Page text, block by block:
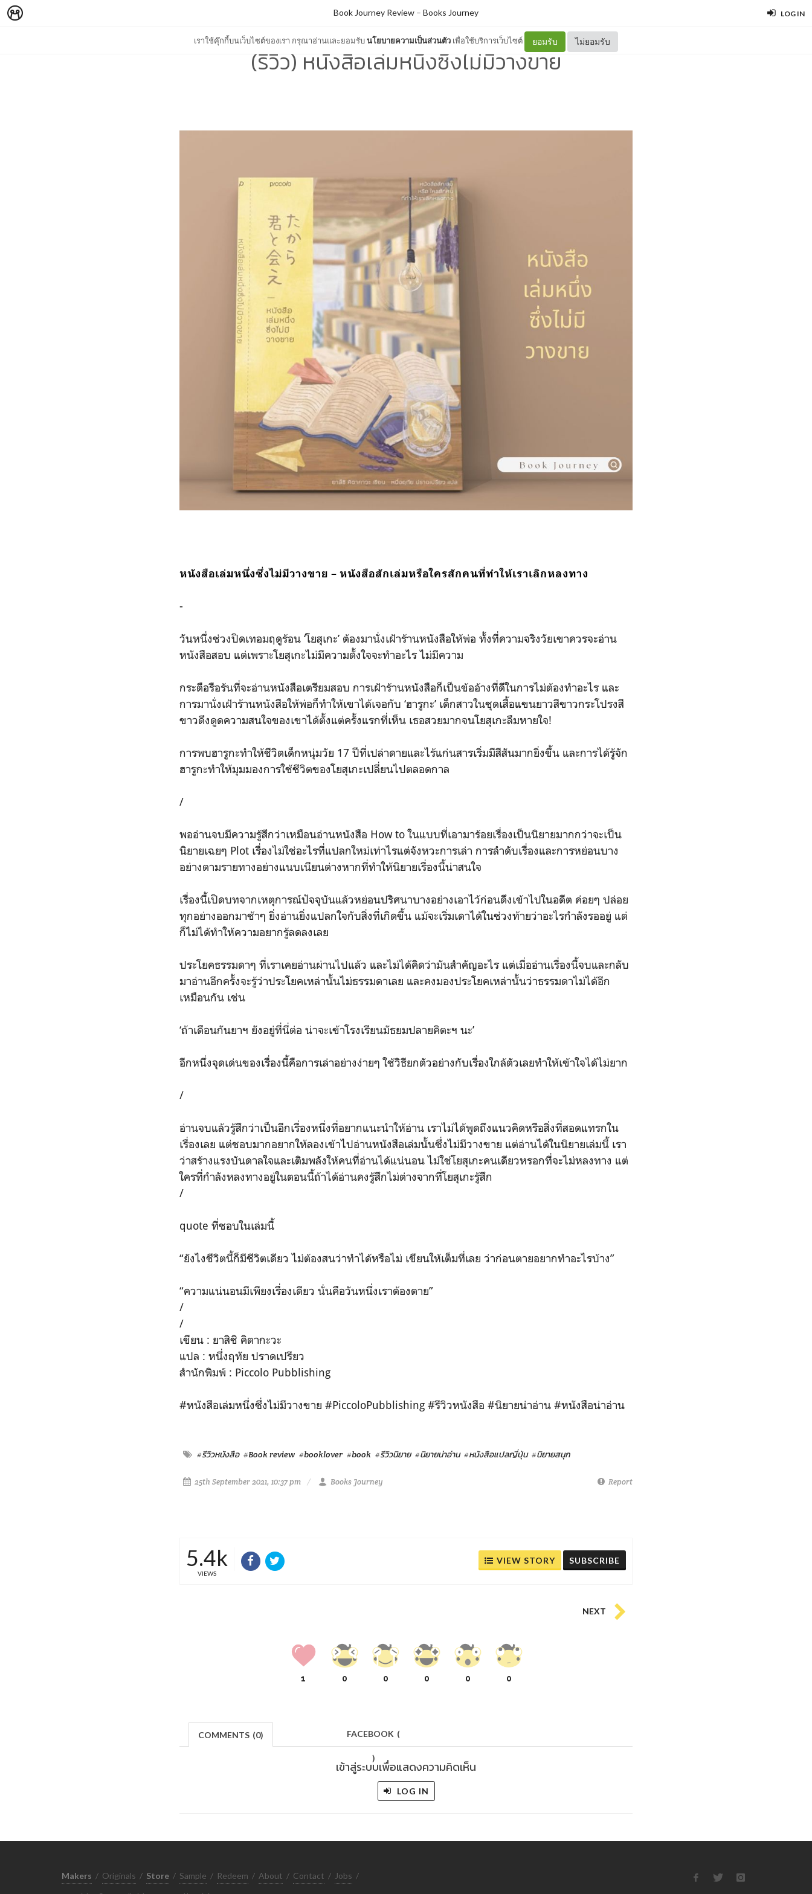
LOG IN
เราใช้คุ๊กกี้บนเว็บไซต์ของเรา กรุณาอ่านและยอมรับนโยบายความเป็นส่วนตัว เพื่อใช้บริการเว็บไซต์ ยอมรับ ไม่ยอมรับ
Book Journey Review – Books Journey
(รีวิว) หนังสือเล่มหนึ่งซึ่งไม่มีวางขาย
หนังสือเล่มหนึ่งซึ่งไม่มีวางขาย – หนังสือสักเล่มหรือใครสักคนที่ทำให้เราเลิกหลงทาง
-
วันหนึ่งช่วงปิดเทอมฤดูร้อน ‘โยสุเกะ’ ต้องมานั่งเฝ้าร้านหนังสือให้พ่อ ทั้งที่ความจริงวัยเขาควรจะอ่าน
หนังสือสอบ แต่เพราะโยสุเกะไม่มีความตั้งใจจะทำอะไร ไม่มีความ
กระตือรือร้นที่จะอ่านหนังสือเตรียมสอบ การเฝ้าร้านหนังสือก็เป็นข้ออ้างที่ดีในการไม่ต้องทำอะไร และ
การมานั่งเฝ้าร้านหนังสือให้พ่อก็ทำให้เขาได้เจอกับ ‘ฮารูกะ’ เด็กสาวในชุดเสื้อแขนยาวสีขาวกระโปรงสี
ขาวดึงดูดความสนใจของเขาได้ตั้งแต่ครั้งแรกที่เห็น เธอสวยมากจนโยสุเกะลืมหายใจ!
การพบฮารูกะทำให้ชีวิตเด็กหนุ่มวัย 17 ปีที่เปล่าดายและไร้แก่นสารเริ่มมีสีสันมากยิ่งขึ้น และการได้รู้จัก
ฮารูกะทำให้มุมมองการใช้ชีวิตของโยสุเกะเปลี่ยนไปตลอดกาล
/
พออ่านจบมีความรู้สึกว่าเหมือนอ่านหนังสือ How to ในแบบที่เอามาร้อยเรื่องเป็นนิยายมากกว่าจะเป็น
นิยายเฉยๆ Plot เรื่องไม่ใช่อะไรที่แปลกใหม่เท่าไรแต่จังหวะการเล่า การลำดับเรื่องและการหย่อนบาง
อย่างตามรายทางอย่างแนบเนียนต่างหากที่ทำให้นิยายเรื่องนี้น่าสนใจ
เรื่องนี้เปิดบทจากเหตุการณ์ปัจจุบันแล้วหย่อนปริศนาบางอย่างเอาไว้ก่อนดึงเข้าไปในอดีต ค่อยๆ ปล่อย
ทุกอย่างออกมาช้าๆ ยิ่งอ่านยิ่งแปลกใจกับสิ่งที่เกิดขึ้น แม้จะเริ่มเดาได้ในช่วงท้ายว่าอะไรกำลังรออยู่ แต่
ก็ไม่ได้ทำให้ความอยากรู้ลดลงเลย
ประโยคธรรมดาๆ ที่เราเคยอ่านผ่านไปแล้ว และไม่ได้คิดว่ามันสำคัญอะไร แต่เมื่ออ่านเรื่องนี้จบและกลับ
มาอ่านอีกครั้งจะรู้ว่าประโยคเหล่านั้นไม่ธรรมดาเลย และคงมองประโยคเหล่านั้นว่าธรรมดาไม่ได้อีก
เหมือนกัน เช่น
‘ถ้าเดือนกันยาฯ ยังอยู่ที่นี่ต่อ น่าจะเข้าโรงเรียนมัธยมปลายคิตะฯ นะ’
อีกหนึ่งจุดเด่นของเรื่องนี้คือการเล่าอย่างง่ายๆ ใช้วิธียกตัวอย่างกับเรื่องใกล้ตัวเลยทำให้เข้าใจได้ไม่ยาก
/
อ่านจบแล้วรู้สึกว่าเป็นอีกเรื่องหนึ่งที่อยากแนะนำให้อ่าน เราไม่ได้พูดถึงแนวคิดหรือสิ่งที่สอดแทรกใน
เรื่องเลย แต่ชอบมากอยากให้ลองเข้าไปอ่านหนังสือเล่มนั้นซึ่งไม่มีวางขาย แต่อ่านได้ในนิยายเล่มนี้ เรา
ว่าสร้างแรงบันดาลใจและเติมพลังให้คนที่อ่านได้แน่นอน ไม่ใช่โยสุเกะคนเดียวหรอกที่จะไม่หลงทาง แต่
ใครที่กำลังหลงทางอยู่ในตอนนี้ถ้าได้อ่านคงรู้สึกไม่ต่างจากที่โยสุเกะรู้สึก
/
quote ที่ชอบในเล่มนี้
“ยังไงชีวิตนี้ก็มีชีวิตเดียว ไม่ต้องสนว่าทำได้หรือไม่ เขียนให้เต็มที่เลย ว่าก่อนตายอยากทำอะไรบ้าง”
“ความแน่นอนมีเพียงเรื่องเดียว นั่นคือวันหนึ่งเราต้องตาย”
/
/
เขียน : ยาสิชิ คิตากะวะ
แปล : หนึ่งฤทัย ปราดเปรียว
สำนักพิมพ์ : Piccolo Pubblishing
#หนังสือเล่มหนึ่งซึ่งไม่มีวางขาย #PiccoloPubblishing #รีวิวหนังสือ #นิยายน่าอ่าน #หนังสือน่าอ่าน
#รีวิวหนังสือ #Book review #booklover #book #รีวิวนิยาย #นิยายน่าอ่าน #หนังสือแปลญี่ปุ่น #นิยายสนุก
25th September 2021, 10:37 pm Books Journey Report
5.4k
VIEWS
VIEW STORY SUBSCRIBE
NEXT
1 0 0 0 0 0
COMMENTS (0) FACEBOOK (
)
เข้าสู่ระบบเพื่อแสดงความคิดเห็น
LOG IN
Makers / Originals / Store / Sample / Redeem / About / Contact / Jobs /